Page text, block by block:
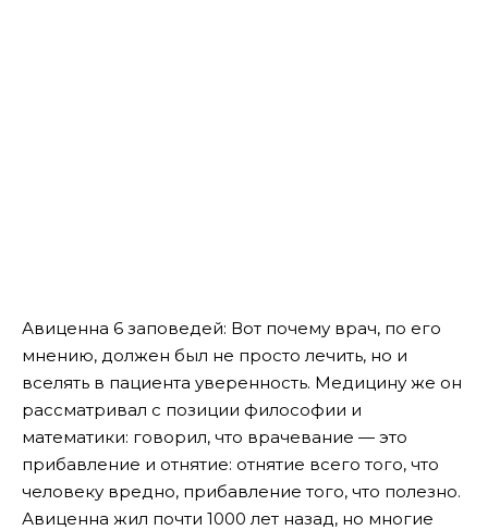
Авиценна 6 заповедей: Вот почему врач, по его
мнению, должен был не просто лечить, но и
вселять в пациента уверенность. Медицину же он
рассматривал с позиции философии и
математики: говорил, что врачевание — это
прибавление и отнятие: отнятие всего того, что
человеку вредно, прибавление того, что полезно.
Авиценна жил почти 1000 лет назад, но многие